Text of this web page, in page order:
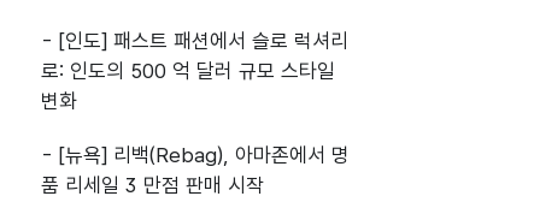
- [인도] 패스트 패션에서 슬로 럭셔리
로: 인도의 500 억 달러 규모 스타일
변화
- [뉴욕] 리백(Rebag), 아마존에서 명
품 리세일 3 만점 판매 시작